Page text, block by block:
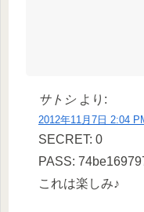
サトシ より:
2012年11月7日 2:04
SECRET: 0
PASS:
これは楽しみ♪